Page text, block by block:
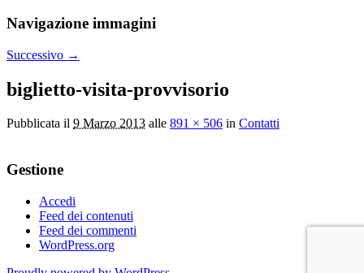
Navigazione immagini
Successivo →
biglietto-visita-provvisorio
Pubblicata il 9 Marzo 2013 alle 891 × 506 in Contatti
Gestione
Accedi
Feed dei contenuti
Feed dei commenti
WordPress.org